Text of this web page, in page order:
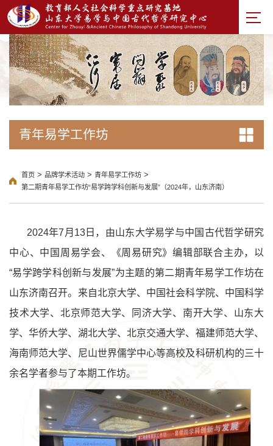
青年易学工作坊
首页 > 品牌学术活动 > 青年易学工作坊 >
第二期青年易学工作坊“易学跨学科创新与发展”（2024年，山东济南）
2024年7月13日，由山东大学易学与中国古代哲学研究
中心、中国周易学会、《周易研究》编辑部联合主办，以
“易学跨学科创新与发展”为主题的第二期青年易学工作坊在
山东济南召开。来自北京大学、中国社会科学院、中国科学
技术大学、北京师范大学、同济大学、南开大学、山东大
学、华侨大学、湖北大学、北京交通大学、福建师范大学、
海南师范大学、尼山世界儒学中心等高校及科研机构的三十
余名学者参与了本期工作坊。